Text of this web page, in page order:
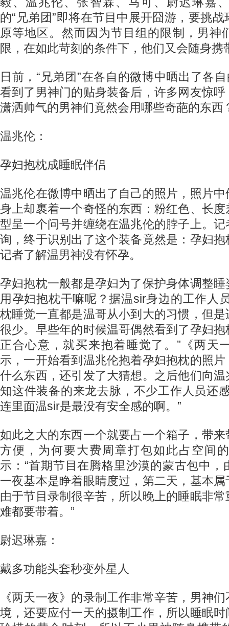
的“兄弟团”即将在节目中展开囧游，要挑
原等地区。然而因为节目组的限制，男神
限，在如此苛刻的条件下，他们又会随身携
日前，“兄弟团”在各自的微博中晒出了各
看到了男神门的贴身装备后，许多网友惊
潇洒帅气的男神们竟然会用哪些奇葩的东西
温兆伦：
孕妇抱枕成睡眠伴侣
温兆伦在微博中晒出了自己的照片，照片
身上却裹着一个奇怪的东西：粉红色、长
型呈一个问号并缠绕在温兆伦的脖子上。
询，终于识别出了这个装备竟然是：孕妇
记者了解温男神没有怀孕。
孕妇抱枕一般都是孕妇为了保护身体调整
用孕妇抱枕干嘛呢？据温sir身边的工作人
枕睡觉一直都是温哥从小到大的习惯，但
很少。早些年的时候温哥偶然看到了孕妇
正合心意，就买来抱着睡觉了。”《两天
示，一开始看到温兆伦抱着孕妇抱枕的照
什么东西，还引发了大猜想。之后他们向
知这件装备的来龙去脉，不少工作人员还
连里面温sir是最没有安全感的啊。”
如此之大的东西一个就要占一个箱子，带
方便，为何要大费周章打包如此占空间
示：“首期节目在腾格里沙漠的蒙古包中，
一夜基本是睁着眼睛度过，第二天，基本
由于节目录制很辛苦，所以晚上的睡眠非
难都要带着。”
尉迟琳嘉：
戴多功能头套秒变外星人
《两天一夜》的录制工作非常辛苦，男神
境，还要应付一天的摄制工作，所以睡眠